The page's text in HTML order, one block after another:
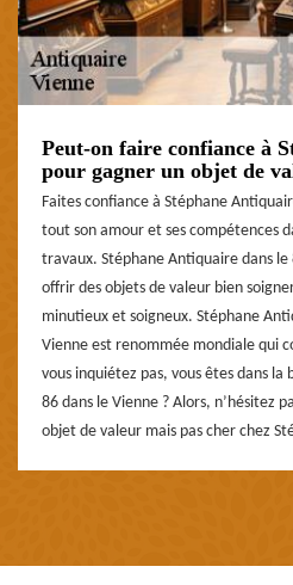
Peut-on faire confiance à
pour gagner un objet de
Faites confiance à Stéphane
tout son amour et ses compétences
travaux. Stéphane Antiquaire dans le
offrir des objets de valeur bien
minutieux et soigneux. Stéphane
Vienne est renommée mondiale qui
vous inquiétez pas, vous êtes dans la
86 dans le Vienne ? Alors, n’hésitez
objet de valeur mais pas cher chez